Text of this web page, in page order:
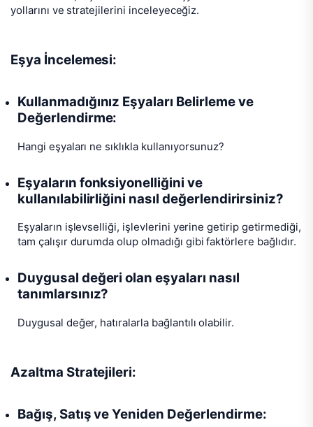
yollarını ve stratejilerini inceleyeceğiz.
Eşya İncelemesi:
Kullanmadığınız Eşyaları Belirleme ve
Değerlendirme:
Hangi eşyaları ne sıklıkla kullanıyorsunuz?
Eşyaların fonksiyonelliğini ve
kullanılabilirliğini nasıl değerlendirirsiniz?
Eşyaların işlevselliği, işlevlerini yerine getirip getirmediği,
tam çalışır durumda olup olmadığı gibi faktörlere bağlıdır.
Duygusal değeri olan eşyaları nasıl
tanımlarsınız?
Duygusal değer, hatıralarla bağlantılı olabilir.
Azaltma Stratejileri:
Bağış, Satış ve Yeniden Değerlendirme: